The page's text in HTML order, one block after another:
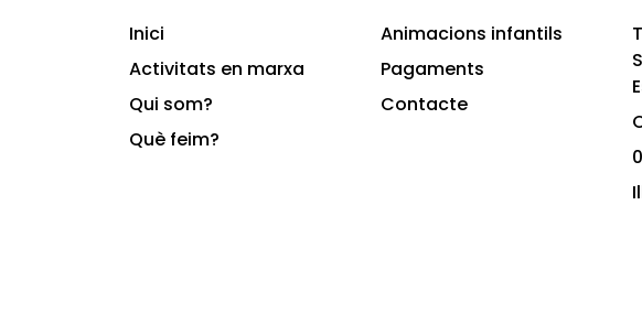
Inici
Activitats en marxa
Qui som?
Què feim?
Animacions infantils
Pagaments
Contacte